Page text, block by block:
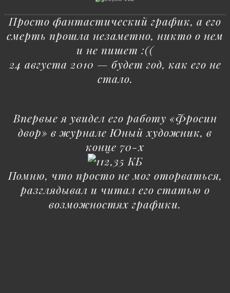
Просто фантастический график, а его
смерть прошла незаметно, никто о нем
и не пишет :((
24 августа 2010 — будет год, как его не
стало.
Впервые я увидел его работу «Фросин
двор» в журнале Юный художник, в
конце 70-х
Помню, что просто не мог оторваться,
разглядывал и читал его статью о
возможностях графики.